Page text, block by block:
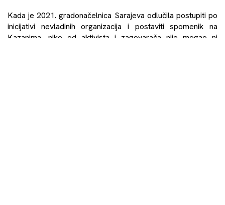
Kada je 2021. gradonačelnica Sarajeva odlučila postupiti po
inicijativi nevladinih organizacija i postaviti spomenik na
Kazanima, niko od aktivista i zagovarača nije mogao ni